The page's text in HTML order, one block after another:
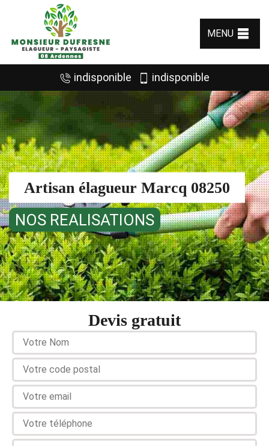
MENU
indisponible indisponible
Artisan élagueur Marcq 08250
NOS REALISATIONS
Devis gratuit